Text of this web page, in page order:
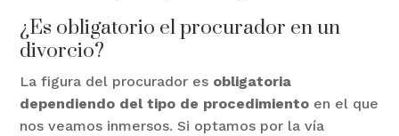
¿Es obligatorio el procurador en un
divorcio?
La figura del procurador es obligatoria
dependiendo del tipo de procedimiento en el que
nos veamos inmersos. Si optamos por la vía